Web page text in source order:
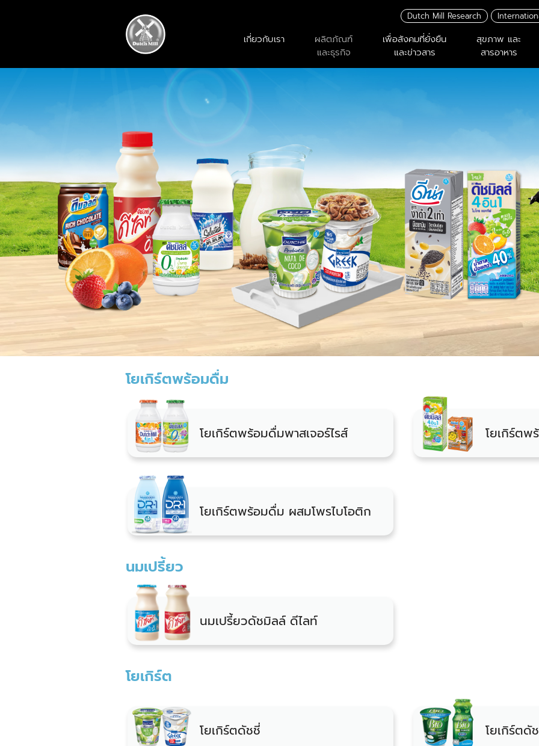
Dutch Mill Research
เกี่ยวกับเรา
ผลิตภัณฑ์
และธุรกิจ
เพื่อสังคมที่ยั่งยืน
และข่าวสาร
สุขภาพ และ
สารอาหาร
โยเกิร์ตพร้อมดื่ม
โยเกิร์ตพร้อมดื่มพาสเจอร์ไรส์ โยเกิร์ตพ
โยเกิร์ตพร้อมดื่ม ผสมโพรไบโอติก
นมเปรี้ยว
นมเปรี้ยวดัชมิลล์ ดีไลท์
โยเกิร์ต
โยเกิร์ตดัชชี่ โยเกิร์ตดั